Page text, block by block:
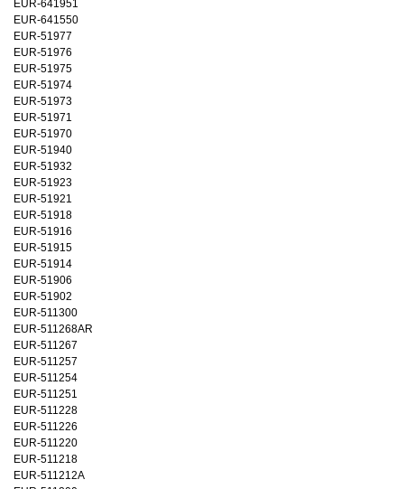
EUR-641951
EUR-641550
EUR-51977
EUR-51976
EUR-51975
EUR-51974
EUR-51973
EUR-51971
EUR-51970
EUR-51940
EUR-51932
EUR-51923
EUR-51921
EUR-51918
EUR-51916
EUR-51915
EUR-51914
EUR-51906
EUR-51902
EUR-511300
EUR-511268AR
EUR-511267
EUR-511257
EUR-511254
EUR-511251
EUR-511228
EUR-511226
EUR-511220
EUR-511218
EUR-511212A